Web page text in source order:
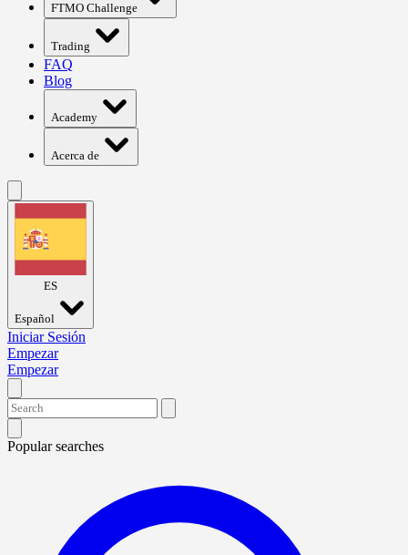
FTMO Challenge
Trading
FAQ
Blog
Academy
Acerca de
ES
Español
Iniciar Sesión
Empezar
Empezar
Popular searches